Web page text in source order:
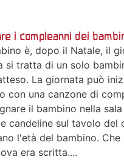
i compleanni dei
è, dopo il Natale, il
si tratta di un solo
La giornata può
con una canzone di
il bambino nella
candeline sul tavolo del
l'età del bambino.
era scritta....